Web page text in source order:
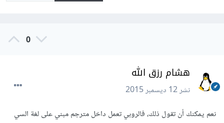
0
هشام رزق الله
نشر12 ديسمبر 2015
نعم يمكنك أن تقول ذلك، فالروبي تعمل داخل مترجم مبني على لغة السي